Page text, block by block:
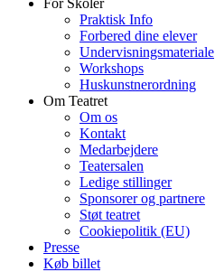
For Skoler
Praktisk Info
Forbered dine elever
Undervisningsmateriale
Workshops
Huskunstnerordning
Om Teatret
Om os
Kontakt
Medarbejdere
Teatersalen
Ledige stillinger
Sponsorer og partnere
Støt teatret
Cookiepolitik (EU)
Presse
Køb billet